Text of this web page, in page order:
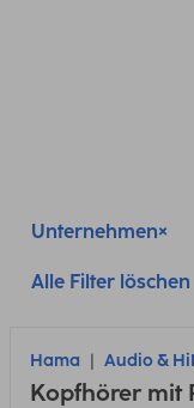
Unternehmen
Alle Filter löschen
Hama Audio &
Kopfhörer mit